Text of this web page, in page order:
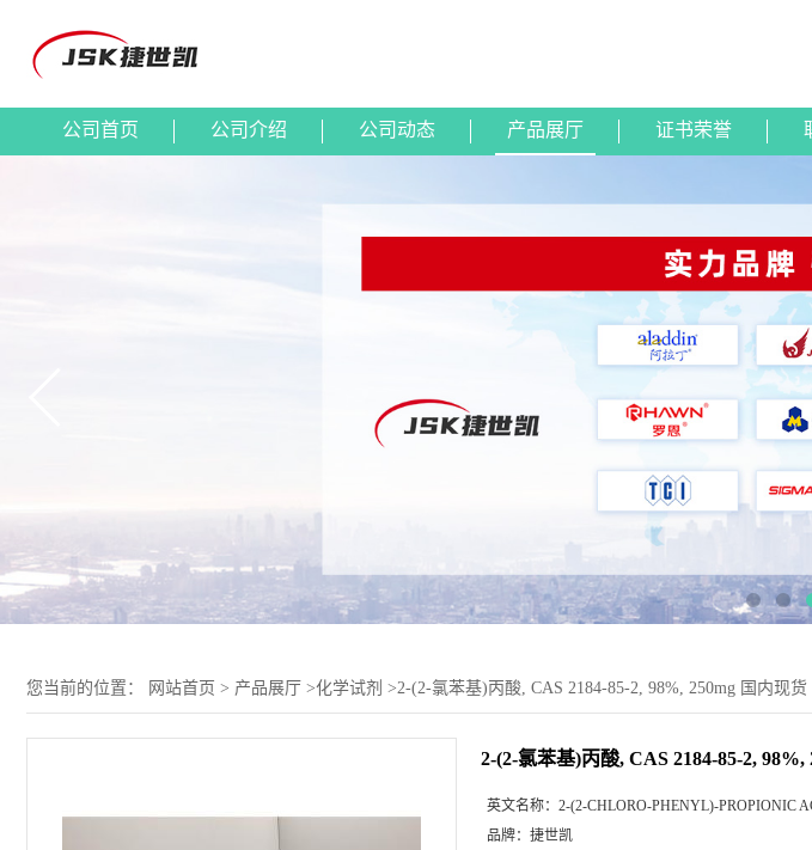
公司首页 公司介绍 公司动态 产品展厅 证书荣誉
您当前的位置： 网站首页 > 产品展厅 >化学试剂 >2-(2-氯苯基)丙酸, CAS 2184-85-2, 98%, 250mg 国内现货
2-(2-氯苯基)丙酸, CAS 2184-85-2, 98%,
英文名称： 2-(2-CHLORO-PHENYL)-PROPIONIC
品牌： 捷世凯